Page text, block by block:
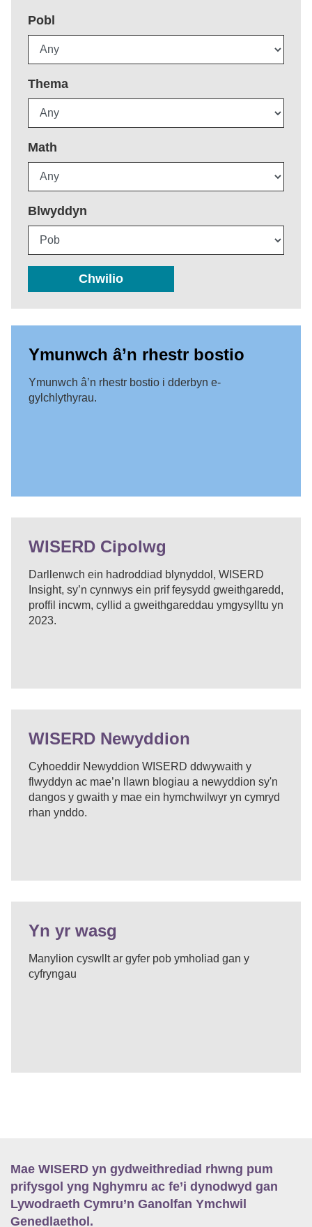
Pobl
Thema
Math
Blwyddyn
Chwilio
Ymunwch â’n rhestr bostio
Ymunwch â’n rhestr bostio i dderbyn e-
gylchlythyrau.
WISERD Cipolwg
Darllenwch ein hadroddiad blynyddol, WISERD
Insight, sy’n cynnwys ein prif feysydd gweithgaredd,
proffil incwm, cyllid a gweithgareddau ymgysylltu yn
2023.
WISERD Newyddion
Cyhoeddir Newyddion WISERD ddwywaith y
flwyddyn ac mae’n llawn blogiau a newyddion sy'n
dangos y gwaith y mae ein hymchwilwyr yn cymryd
rhan ynddo.
Yn yr wasg
Manylion cyswllt ar gyfer pob ymholiad gan y
cyfryngau
Mae WISERD yn gydweithrediad rhwng pum
prifysgol yng Nghymru ac fe’i dynodwyd gan
Lywodraeth Cymru’n Ganolfan Ymchwil
Genedlaethol.